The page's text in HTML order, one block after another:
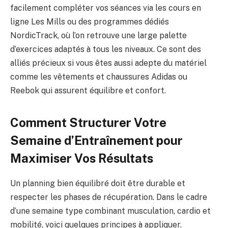
facilement compléter vos séances via les cours en
ligne Les Mills ou des programmes dédiés
NordicTrack, où l’on retrouve une large palette
d’exercices adaptés à tous les niveaux. Ce sont des
alliés précieux si vous êtes aussi adepte du matériel
comme les vêtements et chaussures Adidas ou
Reebok qui assurent équilibre et confort.
Comment Structurer Votre
Semaine d’Entraînement pour
Maximiser Vos Résultats
Un planning bien équilibré doit être durable et
respecter les phases de récupération. Dans le cadre
d’une semaine type combinant musculation, cardio et
mobilité, voici quelques principes à appliquer.